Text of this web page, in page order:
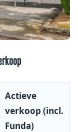
Actieve
verkoop (incl.
Funda)